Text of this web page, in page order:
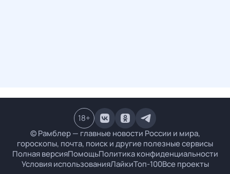
© Рамблер — главные новости России и мира,
гороскопы, почта, поиск и другие полезные сервисы
Полная версияПомощьПолитика конфиденциальности
Условия использованияЛайкиТоп-100Все проекты
18+